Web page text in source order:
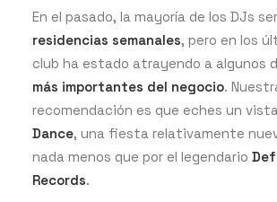
En el pasado, la mayoría de los DJs
residencias semanales, pero en los
club ha estado atrayendo a algunos
más importantes del negocio.
recomendación es que eches un
Dance, una fiesta relativamente
nada menos que por el legendario
Records.